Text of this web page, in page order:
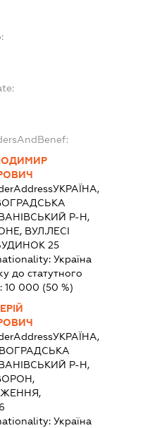
УКРАЇНА,
Р-Н,
ВУЛ.ЛЕСІ
25
Україна
до статутного
10 000 (50 %)
УКРАЇНА,
Р-Н,
Україна